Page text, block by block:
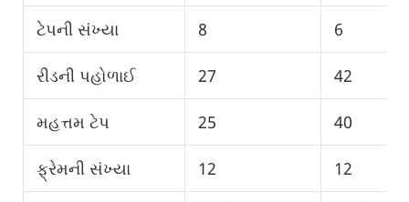
ટેપની સંખ્યા 8 6
રીડની પહોળાઈ 27 42
મહત્તમ ટેપ 25 40
ફ્રેમની સંખ્યા 12 12